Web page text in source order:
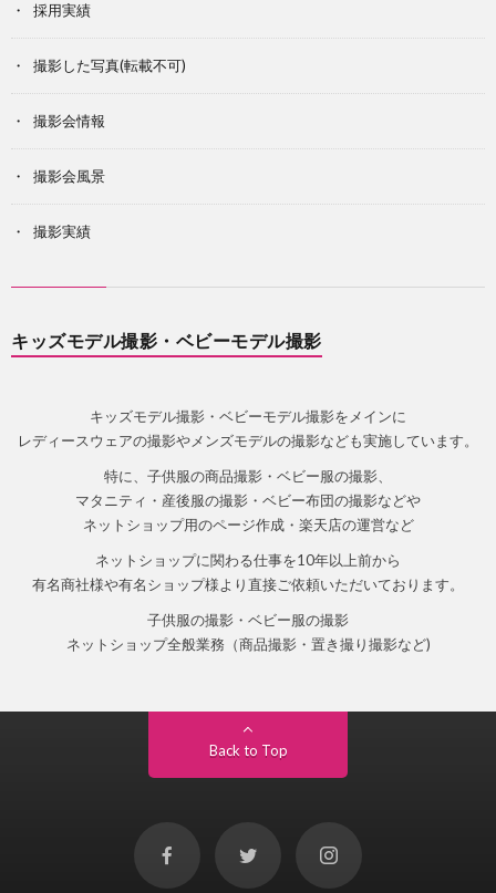
採用実績
撮影した写真(転載不可)
撮影会情報
撮影会風景
撮影実績
キッズモデル撮影・ベビーモデル撮影
キッズモデル撮影・ベビーモデル撮影をメインに
レディースウェアの撮影やメンズモデルの撮影なども実施しています。
特に、子供服の商品撮影・ベビー服の撮影、
マタニティ・産後服の撮影・ベビー布団の撮影などや
ネットショップ用のページ作成・楽天店の運営など
ネットショップに関わる仕事を10年以上前から
有名商社様や有名ショップ様より直接ご依頼いただいております。
子供服の撮影・ベビー服の撮影
ネットショップ全般業務（商品撮影・置き撮り撮影など)
Back to Top